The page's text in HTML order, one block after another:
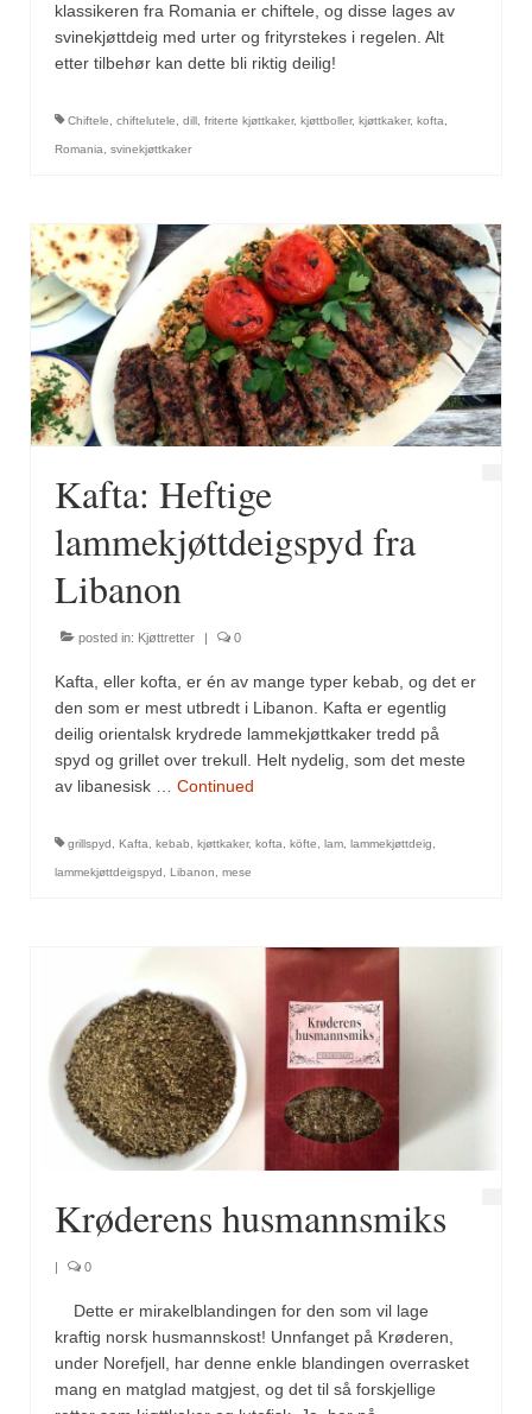
Tomatflak
Om oss
Kontakt oss
klassikeren fra Romania er chiftele, og disse lages av
svinekjøttdeig med urter og frityrstekes i regelen. Alt
etter tilbehør kan dette bli riktig deilig!
Chiftele, chiftelutele, dill, friterte kjøttkaker, kjøttboller, kjøttkaker, kofta,
Romania, svinekjøttkaker
Kafta: Heftige
lammekjøttdeigspyd fra
Libanon
posted in: Kjøttretter 0
Kafta, eller kofta, er én av mange typer kebab, og det er
den som er mest utbredt i Libanon. Kafta er egentlig
deilig orientalsk krydrede lammekjøttkaker tredd på
spyd og grillet over trekull. Helt nydelig, som det meste
av libanesisk … Continued
grillspyd , Kafta, kebab, kjøttkaker, kofta, köfte, lam, lammekjøttdeig,
lammekjøttdeigspyd , Libanon, mese
Krøderens husmannsmiks
| 0
Dette er mirakelblandingen for den som vil lage
kraftig norsk husmannskost! Unnfanget på Krøderen,
under Norefjell, har denne enkle blandingen overrasket
mang en matglad matgjest, og det til så forskjellige